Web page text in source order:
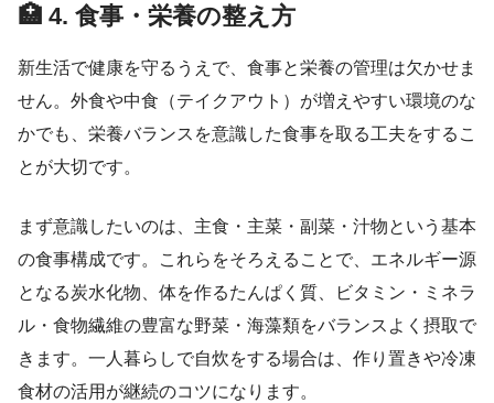
🏥 4. 食事・栄養の整え方
新生活で健康を守るうえで、食事と栄養の管理は欠かせま
せん。外食や中食（テイクアウト）が増えやすい環境のな
かでも、栄養バランスを意識した食事を取る工夫をするこ
とが大切です。
まず意識したいのは、主食・主菜・副菜・汁物という基本
の食事構成です。これらをそろえることで、エネルギー源
となる炭水化物、体を作るたんぱく質、ビタミン・ミネラ
ル・食物繊維の豊富な野菜・海藻類をバランスよく摂取で
きます。一人暮らしで自炊をする場合は、作り置きや冷凍
食材の活用が継続のコツになります。